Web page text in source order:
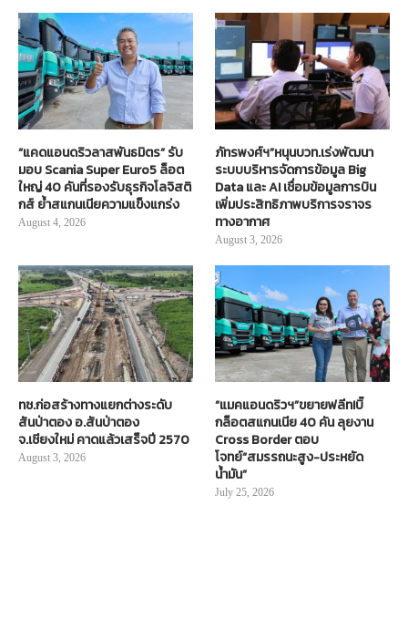
“แคดแอนดริวลาสพันธมิตร” รับ
มอบ Scania Super Euro5 ล็อต
ใหญ่ 40 คันที่รองรับธุรกิจโลจิสติ
กส์ ย้ำสแกนเนียความแข็งแกร่ง
August 4, 2026
ภัทรพงศ์ฯ”หนุนบวท.เร่งพัฒนา
ระบบบริหารจัดการข้อมูล Big
Data และ AI เชื่อมข้อมูลการบิน
เพิ่มประสิทธิภาพบริการจราจร
ทางอากาศ
August 3, 2026
ทช.ก่อสร้างทางแยกต่างระดับ
สันป่าตอง อ.สันป่าตอง
จ.เชียงใหม่ คาดแล้วเสร็จปี 2570
August 3, 2026
“แมคแอนดริวฯ”ขยายฟลีท!บิ๊
กล็อตสแกนเนีย 40 คัน ลุยงาน
Cross Border ตอบ
โจทย์“สมรรถนะสูง-ประหยัด
น้ำมัน”
July 25, 2026